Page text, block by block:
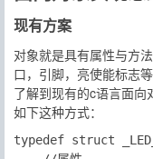
现有方案
对象就是具有属性与方
口， 引脚， 亮使能标志
了解到现有的c语言面向
如下这种方式：
typedef struct